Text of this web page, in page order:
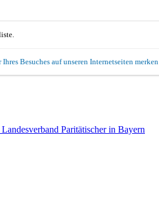
Besuches auf unseren Internetseiten
Paritätischer in Bayern